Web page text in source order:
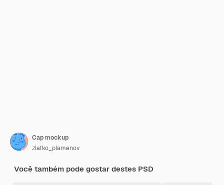
Cap mockup
zlatko_plamenov
Você também pode gostar destes PSD